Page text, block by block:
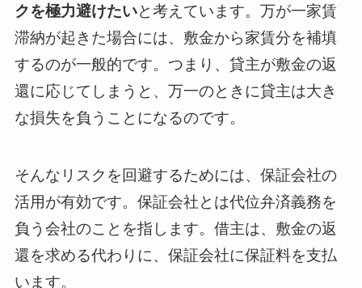
クを極力避けたいと考えています。万が一家賃
滞納が起きた場合には、敷金から家賃分を補填
するのが一般的です。つまり、貸主が敷金の返
還に応じてしまうと、万一のときに貸主は大き
な損失を負うことになるのです。
そんなリスクを回避するためには、保証会社の
活用が有効です。保証会社とは代位弁済義務を
負う会社のことを指します。借主は、敷金の返
還を求める代わりに、保証会社に保証料を支払
います。